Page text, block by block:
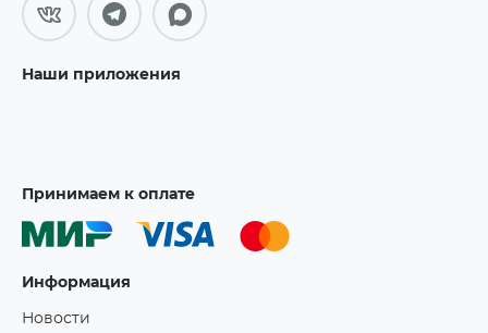
Наши приложения
Принимаем к оплате
Информация
Новости